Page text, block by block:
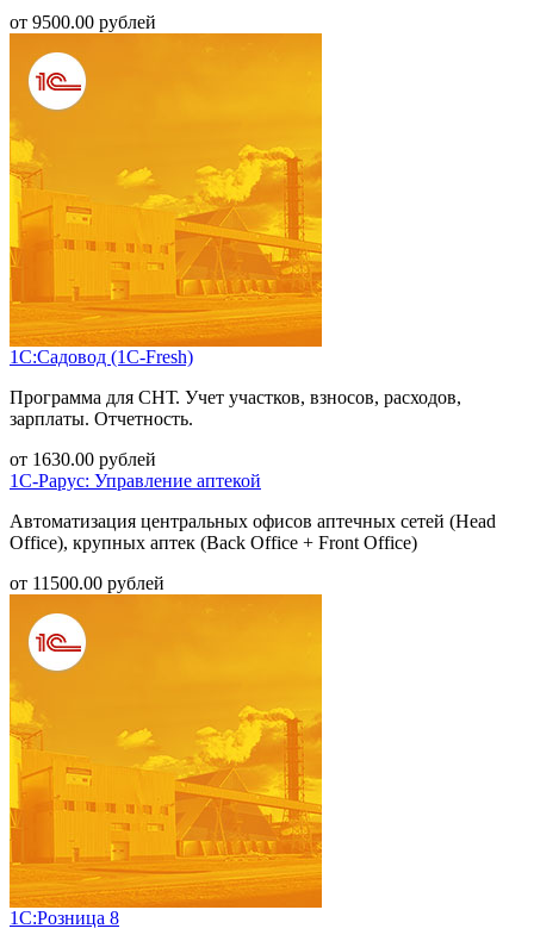
от 9500.00 рублей
1С:Садовод (1С-Fresh)
Программа для СНТ. Учет участков, взносов, расходов,
зарплаты. Отчетность.
от 1630.00 рублей
1С-Рарус: Управление аптекой
Автоматизация центральных офисов аптечных сетей (Head
Office), крупных аптек (Back Office + Front Office)
от 11500.00 рублей
1С:Розница 8